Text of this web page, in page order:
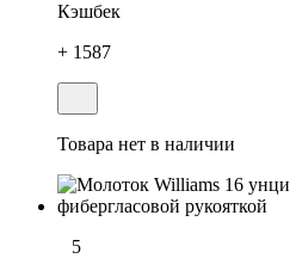
Кэшбек
+ 1587
Товара нет в наличии
5